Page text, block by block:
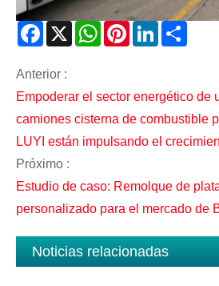
Facebook
X WhatsAppPinterestLinkedIn
Anterior :
Empoderar el sector energético de
camiones cisterna de combustible
LUYI están impulsando el
Próximo :
Estudio de caso: Remolque de
personalizado para el mercado de
Noticias relacionadas